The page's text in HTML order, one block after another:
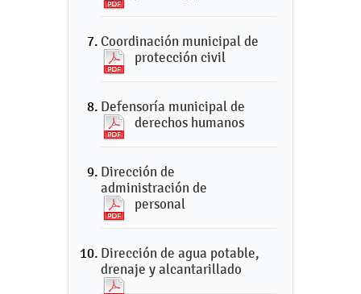
Coordinación municipal de
protección civil
Defensoría municipal de
derechos humanos
Dirección de
administración de
personal
Dirección de agua potable,
drenaje y alcantarillado